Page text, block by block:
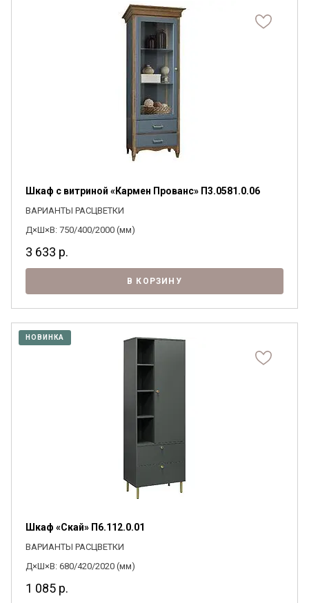
Шкаф с витриной «Кармен Прованс» П3.0581.0.06
ВАРИАНТЫ РАСЦВЕТКИ
Д×Ш×В: 750/400/2000 (мм)
3 633 р.
В КОРЗИНУ
НОВИНКА
Шкаф «Скай» П6.112.0.01
ВАРИАНТЫ РАСЦВЕТКИ
Д×Ш×В: 680/420/2020 (мм)
1 085 р.